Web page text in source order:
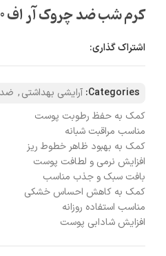
کرم شب ضد چروک آر اف 50 میل
اشتراک گذاری:
Categories: آرایشی بهداشتی, ضد
کمک به حفظ رطوبت پوست
مناسب مراقبت شبانه
کمک به بهبود ظاهر خطوط ریز
افزایش نرمی و لطافت پوست
بافت سبک و جذب مناسب
کمک به کاهش احساس خشکی
مناسب استفاده روزانه
افزایش شادابی پوست